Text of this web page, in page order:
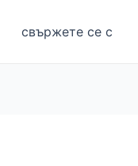
свържете се с